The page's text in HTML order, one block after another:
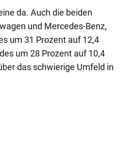
da. Auch die beiden
und Mercedes-Benz,
um 31 Prozent auf 12,4
um 28 Prozent auf 10,4
das schwierige Umfeld in